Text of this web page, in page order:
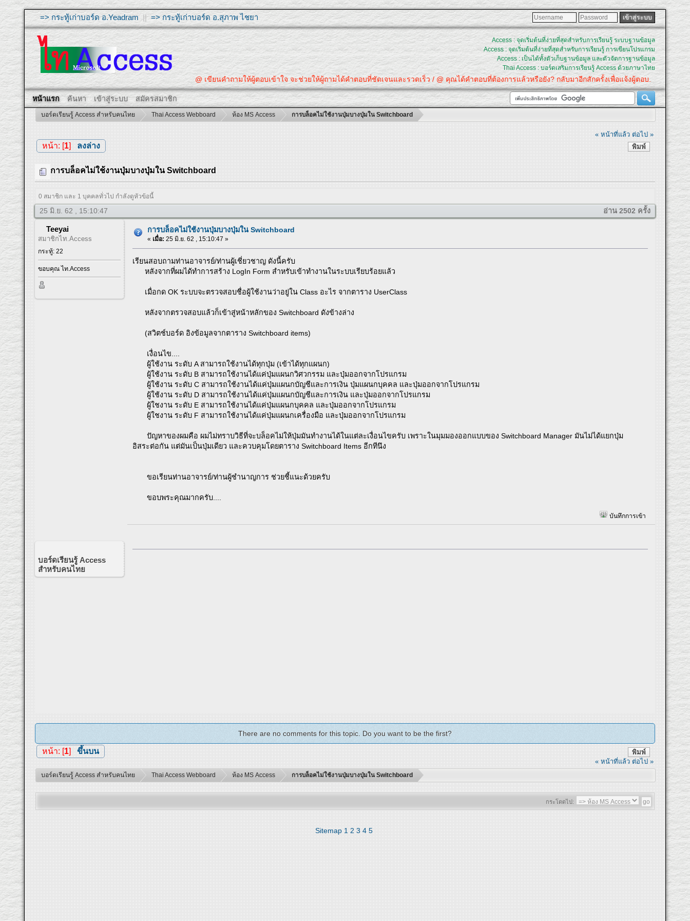
=> กระทู้เก่าบอร์ด อ.Yeadram ||=> กระทู้เก่าบอร์ด อ.สุภาพ ไชยา
Access : จุดเริ่มต้นที่ง่ายที่สุดสำหรับการเรียนรู้ ระบบฐานข้อมูล
Access : จุดเริ่มต้นที่ง่ายที่สุดสำหรับการเรียนรู้ การเขียนโปรแกรม
Access : เป็นได้ทั้งตัวเก็บฐานข้อมูล และตัวจัดการฐานข้อมูล
Thai Access : บอร์ดเสริมการเรียนรู้ Access ด้วยภาษาไทย
@ เขียนคำถามให้ผู้ตอบเข้าใจ จะช่วยให้ผู้ถามได้คำตอบที่ชัดเจนและรวดเร็ว / @ คุณได้คำตอบที่ต้องการแล้วหรือยัง? กลับมาอีกสักครั้งเพื่อแจ้งผู้ตอบ.
หน้าแรก ค้นหา เข้าสู่ระบบ สมัครสมาชิก
บอร์ดเรียนรู้ Access สำหรับคนไทย Thai Access Webboard ห้อง MS Access การบล็อคไม่ใช้งานปุ่มบางปุ่มใน Switchboard
« หน้าที่แล้ว ต่อไป »
พิมพ์
หน้า: [1] ลงล่าง
การบล็อคไม่ใช้งานปุ่มบางปุ่มใน Switchboard
0 สมาชิก และ 1 บุคคลทั่วไป กำลังดูหัวข้อนี้
25 มิ.ย. 62 , 15:10:47 อ่าน 2502 ครั้ง
Teeyai
สมาชิกไท.Access
กระทู้: 22
ขอบคุณ ไท.Access
การบล็อคไม่ใช้งานปุ่มบางปุ่มใน Switchboard
« เมื่อ: 25 มิ.ย. 62 , 15:10:47 »
เรียนสอบถามท่านอาจารย์/ท่านผู้เชี่ยวชาญ ดังนี้ครับ
หลังจากที่ผมได้ทำการสร้าง LogIn Form สำหรับเข้าทำงานในระบบเรียบร้อยแล้ว
เมื่อกด OK ระบบจะตรวจสอบชื่อผู้ใช้งานว่าอยู่ใน Class อะไร จากตาราง UserClass
หลังจากตรวจสอบแล้วก็เข้าสู่หน้าหลักของ Switchboard ดังข้างล่าง
(สวิตช์บอร์ด อิงข้อมูลจากตาราง Switchboard items)
เงื่อนไข....
ผู้ใช้งาน ระดับ A สามารถใช้งานได้ทุกปุ่ม (เข้าได้ทุกแผนก)
ผู้ใช้งาน ระดับ B สามารถใช้งานได้แค่ปุ่มแผนกวิศวกรรม และปุ่มออกจากโปรแกรม
ผู้ใช้งาน ระดับ C สามารถใช้งานได้แค่ปุ่มแผนกบัญชีและการเงิน ปุ่มแผนกบุคคล และปุ่มออกจากโปรแกรม
ผู้ใช้งาน ระดับ D สามารถใช้งานได้แค่ปุ่มแผนกบัญชีและการเงิน และปุ่มออกจากโปรแกรม
ผู้ใชงาน ระดับ E สามารถใช้งานได้แค่ปุ่มแผนกบุคคล และปุ่มออกจากโปรแกรม
ผู้ใชงาน ระดับ F สามารถใช้งานได้แค่ปุ่มแผนกเครื่องมือ และปุ่มออกจากโปรแกรม
ปัญหาของผมคือ ผมไม่ทราบวิธีที่จะบล็อคไม่ให้ปุ่มมันทำงานได้ในแต่ละเงื่อนไขครับ เพราะในมุมมองออกแบบของ Switchboard Manager มันไม่ได้แยกปุ่ม
อิสระต่อกัน แต่มันเป็นปุ่มเดียว และควบคุมโดยตาราง Switchboard Items อีกทีนึง
ขอเรียนท่านอาจารย์/ท่านผู้ชำนาญการ ช่วยชี้แนะด้วยครับ
ขอบพระคุณมากครับ....
บันทึกการเข้า
บอร์ดเรียนรู้ Access
สำหรับคนไทย
There are no comments for this topic. Do you want to be the first?
พิมพ์
หน้า: [1] ขึ้นบน
« หน้าที่แล้ว ต่อไป »
บอร์ดเรียนรู้ Access สำหรับคนไทย Thai Access Webboard ห้อง MS Access การบล็อคไม่ใช้งานปุ่มบางปุ่มใน Switchboard
กระโดดไป:
Sitemap 1 2 3 4 5